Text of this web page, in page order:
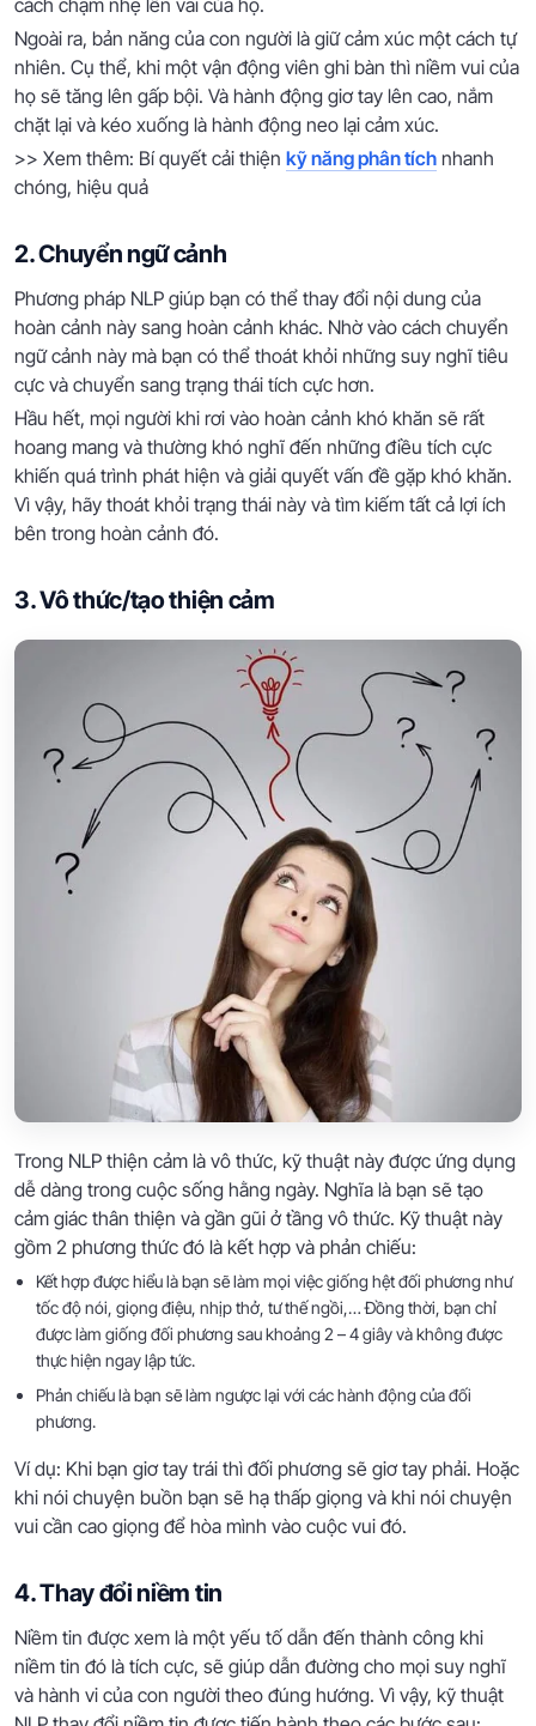
cách chạm nhẹ lên vai của họ.
Ngoài ra, bản năng của con người là giữ cảm xúc một cách tự
nhiên. Cụ thể, khi một vận động viên ghi bàn thì niềm vui của
họ sẽ tăng lên gấp bội. Và hành động giơ tay lên cao, nắm
chặt lại và kéo xuống là hành động neo lại cảm xúc.
>> Xem thêm: Bí quyết cải thiện kỹ năng phân tích nhanh
chóng, hiệu quả
2. Chuyển ngữ cảnh
Phương pháp NLP giúp bạn có thể thay đổi nội dung của
hoàn cảnh này sang hoàn cảnh khác. Nhờ vào cách chuyển
ngữ cảnh này mà bạn có thể thoát khỏi những suy nghĩ tiêu
cực và chuyển sang trạng thái tích cực hơn.
Hầu hết, mọi người khi rơi vào hoàn cảnh khó khăn sẽ rất
hoang mang và thường khó nghĩ đến những điều tích cực
khiến quá trình phát hiện và giải quyết vấn đề gặp khó khăn.
Vì vậy, hãy thoát khỏi trạng thái này và tìm kiếm tất cả lợi ích
bên trong hoàn cảnh đó.
3. Vô thức/tạo thiện cảm
Trong NLP thiện cảm là vô thức, kỹ thuật này được ứng dụng
dễ dàng trong cuộc sống hằng ngày. Nghĩa là bạn sẽ tạo
cảm giác thân thiện và gần gũi ở tầng vô thức. Kỹ thuật này
gồm 2 phương thức đó là kết hợp và phản chiếu:
Kết hợp được hiểu là bạn sẽ làm mọi việc giống hệt đối phương như
tốc độ nói, giọng điệu, nhịp thở, tư thế ngồi,… Đồng thời, bạn chỉ
được làm giống đối phương sau khoảng 2 – 4 giây và không được
thực hiện ngay lập tức.
Phản chiếu là bạn sẽ làm ngược lại với các hành động của đối
phương.
Ví dụ: Khi bạn giơ tay trái thì đối phương sẽ giơ tay phải. Hoặc
khi nói chuyện buồn bạn sẽ hạ thấp giọng và khi nói chuyện
vui cần cao giọng để hòa mình vào cuộc vui đó.
4. Thay đổi niềm tin
Niềm tin được xem là một yếu tố dẫn đến thành công khi
niềm tin đó là tích cực, sẽ giúp dẫn đường cho mọi suy nghĩ
và hành vi của con người theo đúng hướng. Vì vậy, kỹ thuật